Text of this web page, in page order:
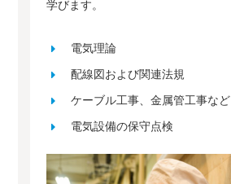
学びます。
電気理論
配線図および関連法規
ケーブル工事、金属管工事など
電気設備の保守点検